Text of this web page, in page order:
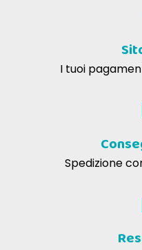
Piace molto, ottimo prodotto,
I tuoi
Spedizione